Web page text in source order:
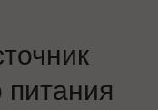
питания